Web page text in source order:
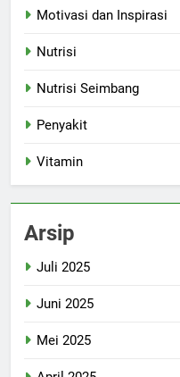
Motivasi dan Inspirasi
Nutrisi
Nutrisi Seimbang
Penyakit
Vitamin
Arsip
Juli 2025
Juni 2025
Mei 2025